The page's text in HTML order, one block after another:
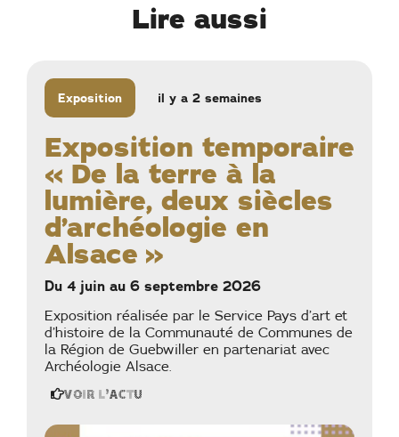
Lire aussi
Exposition il y a 2 semaines
Exposition temporaire
« De la terre à la
lumière, deux siècles
d’archéologie en
Alsace »
Du 4 juin au 6 septembre 2026
Exposition réalisée par le Service Pays d’art et
d’histoire de la Communauté de Communes de
la Région de Guebwiller en partenariat avec
Archéologie Alsace.
Voir l'actu